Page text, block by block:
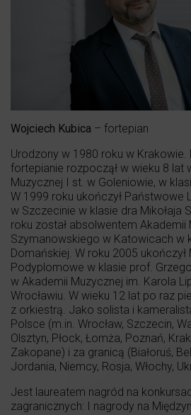
Wojciech Kubica – fortepian
Urodzony w 1980 roku w Krakowie.
fortepianie rozpoczął w wieku 8 lat
Muzycznej I st. w Goleniowie, w
W 1999 roku ukończył Państwowe
w Szczecinie w klasie dra Mikołaja
roku został absolwentem Akademii
Szymanowskiego w Katowicach w
Domańskiej. W roku 2005
Podyplomowe w klasie prof.
w Akademii Muzycznej im. Karola
Wrocławiu. W wieku 12 lat po raz
z orkiestrą. Jako solista i
Polsce (m.in. Wrocław, Szczecin,
Olsztyn, Płock, Łomża, Poznań,
Zakopane) i za granicą (Białoruś,
Jordania, Niemcy, Rosja, Włochy,
Jest laureatem nagród na
zagranicznych: I nagrody na